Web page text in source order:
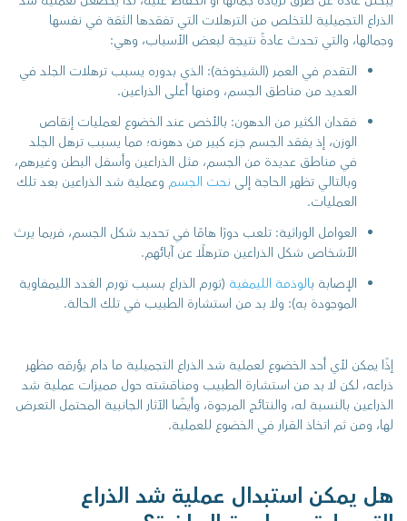
الذراع التجميلية للتخلص من الترهلات التي تفقدها الثقة في نفسها
وجمالها، والتي تحدث عادةً نتيجة لبعض الأسباب، وهي:
التقدم في العمر (الشيخوخة): الذي بدوره يسبب ترهلات الجلد في
العديد من مناطق الجسم، ومنها أعلى الذراعين.
فقدان الكثير من الدهون: بالأخص عند الخضوع لعمليات إنقاص
الوزن، إذ يفقد الجسم جزء كبير من دهونه؛ مما يسبب ترهل الجلد
في مناطق عديدة من الجسم، مثل الذراعين وأسفل البطن وغيرهم،
وبالتالي تظهر الحاجة إلى نحت الجسم وعملية شد الذراعين بعد تلك
العمليات.
العوامل الوراثية: تلعب دورًا هامًا في تحديد شكل الجسم، فربما يرث
الأشخاص شكل الذراعين مترهلًا عن آبائهم.
الإصابة بالوذمة الليمفية (تورم الذراع بسبب تورم الغدد الليمفاوية
الموجودة به): ولا بد من استشارة الطبيب في تلك الحالة.
إذًا يمكن لأي أحد الخضوع لعملية شد الذراع التجميلية ما دام يؤرقه مظهر
ذراعه، لكن لا بد من استشارة الطبيب ومناقشته حول مميزات عملية شد
الذراعين بالنسبة له، والنتائج المرجوة، وأيضًا الآثار الجانبية المحتمل التعرض
لها، ومن ثم اتخاذ القرار في الخضوع للعملية.
هل يمكن استبدال عملية شد الذراع